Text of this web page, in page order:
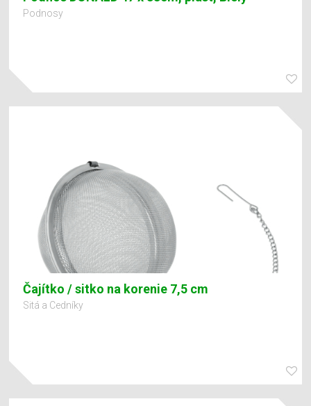
Podnosy
Čajítko / sitko na korenie 7,5 cm
Sitá a Cedníky